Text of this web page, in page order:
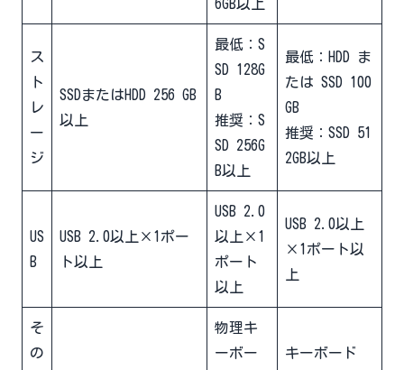
6GB以上
ス
ト
レ
ー
ジ
SSDまたはHDD 256 GB
以上
最低：S
SD 128G
B
推奨：S
SD 256G
B以上
最低：HDD ま
たは SSD 100
GB
推奨：SSD 51
2GB以上
US
B
USB 2.0以上×1ポー
ト以上
USB 2.0
以上×1
ポート
以上
USB 2.0以上
×1ポート以
上
そ
の
物理キ
ーボー
キーボード